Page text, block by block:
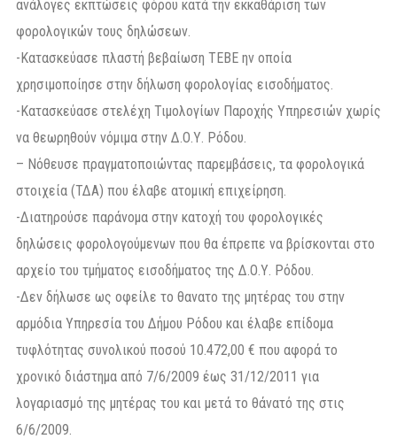
ανάλογες εκπτώσεις φόρου κατά την εκκαθάριση των
φορολογικών τους δηλώσεων.
-Κατασκεύασε πλαστή βεβαίωση ΤΕΒΕ ην οποία
χρησιμοποίησε στην δήλωση φορολογίας εισοδήματος.
-Κατασκεύασε στελέχη Τιμολογίων Παροχής Υπηρεσιών χωρίς
να θεωρηθούν νόμιμα στην Δ.Ο.Υ. Ρόδου.
– Νόθευσε πραγματοποιώντας παρεμβάσεις, τα φορολογικά
στοιχεία (ΤΔΑ) που έλαβε ατομική επιχείρηση.
-Διατηρούσε παράνομα στην κατοχή του φορολογικές
δηλώσεις φορολογούμενων που θα έπρεπε να βρίσκονται στο
αρχείο του τμήματος εισοδήματος της Δ.Ο.Υ. Ρόδου.
-Δεν δήλωσε ως οφείλε το θανατο της μητέρας του στην
αρμόδια Υπηρεσία του Δήμου Ρόδου και έλαβε επίδομα
τυφλότητας συνολικού ποσού 10.472,00 € που αφορά το
χρονικό διάστημα από 7/6/2009 έως 31/12/2011 για
λογαριασμό της μητέρας του και μετά το θάνατό της στις
6/6/2009.